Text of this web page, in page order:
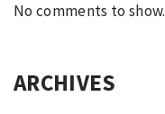
No comments to show.
ARCHIVES